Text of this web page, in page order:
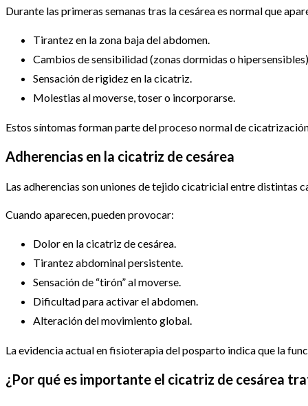
Durante las primeras semanas tras la cesárea es normal que
Tirantez en la zona baja del abdomen.
Cambios de sensibilidad (zonas dormidas o
Sensación de rigidez en la cicatriz.
Molestias al moverse, toser o incorporarse.
Estos síntomas forman parte del proceso normal de
Adherencias en la cicatriz de cesárea
Las adherencias son uniones de tejido cicatricial entre distintas
Cuando aparecen, pueden provocar:
Dolor en la cicatriz de cesárea.
Tirantez abdominal persistente.
Sensación de “tirón” al moverse.
Dificultad para activar el abdomen.
Alteración del movimiento global.
La evidencia actual en fisioterapia del posparto indica que la
¿Por qué es importante el cicatriz de cesárea